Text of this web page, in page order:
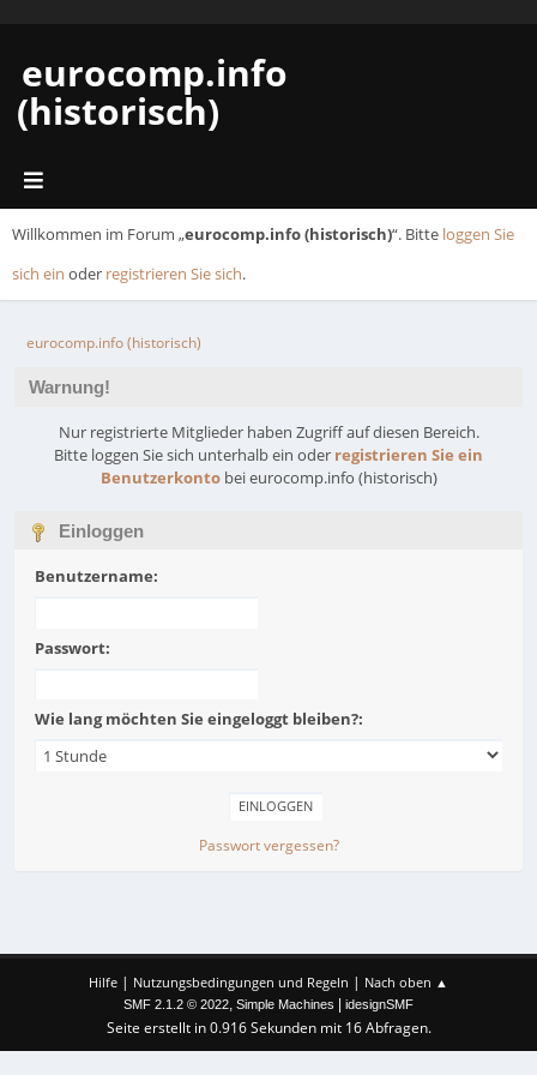
eurocomp.info
(historisch)
Willkommen im Forum „eurocomp.info (historisch)“. Bitte loggen Sie
sich ein oder registrieren Sie sich.
eurocomp.info (historisch)
Warnung!
Nur registrierte Mitglieder haben Zugriff auf diesen Bereich.
Bitte loggen Sie sich unterhalb ein oder registrieren Sie ein
Benutzerkontobei eurocomp.info (historisch)
Einloggen
Benutzername:
Passwort:
Wie lang möchten Sie eingeloggt bleiben?:
Passwort vergessen?
Hilfe | Nutzungsbedingungen und Regeln | Nach oben ▲
SMF 2.1.2 © 2022, Simple Machines idesignSMF
Seite erstellt in 0.916 Sekunden mit 16 Abfragen.